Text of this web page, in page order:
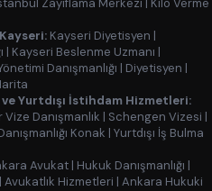
Zayıflama Merkezi | Kilo Verme
Kayseri Diyetisyen |
| Kayseri Beslenme Uzmanı |
Danışmanlığı | Diyetisyen |
ve Yurtdışı İstihdam Hizmetleri:
Vize Danışmanlık | Schengen Vizesi |
Konak | Yurtdışı İş Bulma
Avukat | Hukuk Danışmanlığı |
| Avukatlık Hizmetleri | Ankara Hukuki